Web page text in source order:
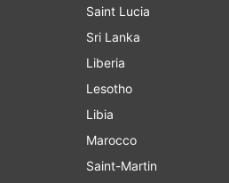
Saint Lucia
Sri Lanka
Liberia
Lesotho
Libia
Marocco
Saint-Martin